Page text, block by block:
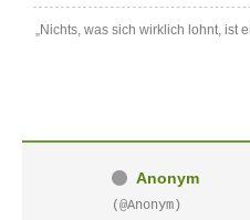
„Nichts, was sich wirklich lohnt, ist
Anonym
(@Anonym)